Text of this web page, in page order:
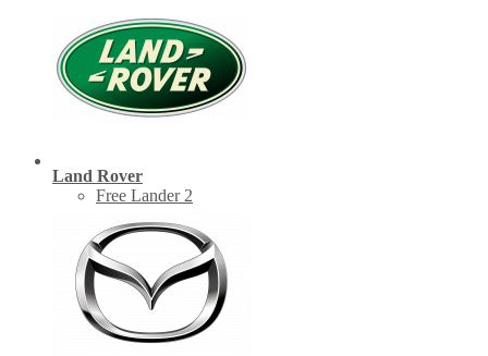
Land Rover
Free Lander 2